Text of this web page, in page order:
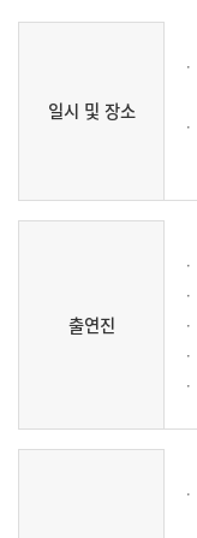
일시 및 장소
출연진